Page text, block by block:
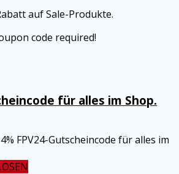
auf Sale-Produkte.
code required!
für alles im Shop.
FPV24-Gutscheincode für alles im